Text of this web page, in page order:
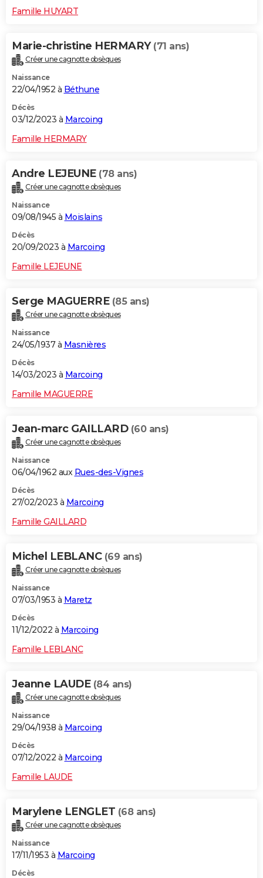
Famille HUYART
Marie-christine HERMARY (71 ans)
Créer une cagnotte obsèques
Naissance
22/04/1952 à Béthune
Décès
03/12/2023 à Marcoing
Famille HERMARY
Andre LEJEUNE (78 ans)
Créer une cagnotte obsèques
Naissance
09/08/1945 à Moislains
Décès
20/09/2023 à Marcoing
Famille LEJEUNE
Serge MAGUERRE (85 ans)
Créer une cagnotte obsèques
Naissance
24/05/1937 à Masnières
Décès
14/03/2023 à Marcoing
Famille MAGUERRE
Jean-marc GAILLARD (60 ans)
Créer une cagnotte obsèques
Naissance
06/04/1962 aux Rues-des-Vignes
Décès
27/02/2023 à Marcoing
Famille GAILLARD
Michel LEBLANC (69 ans)
Créer une cagnotte obsèques
Naissance
07/03/1953 à Maretz
Décès
11/12/2022 à Marcoing
Famille LEBLANC
Jeanne LAUDE (84 ans)
Créer une cagnotte obsèques
Naissance
29/04/1938 à Marcoing
Décès
07/12/2022 à Marcoing
Famille LAUDE
Marylene LENGLET (68 ans)
Créer une cagnotte obsèques
Naissance
17/11/1953 à Marcoing
Décès